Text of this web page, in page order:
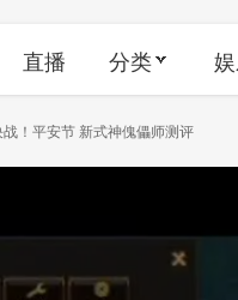
直播 分类
战！平安节 新式神傀儡师测评